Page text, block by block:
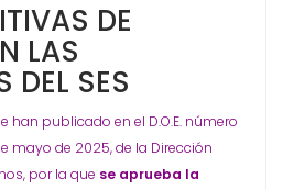
DE
LAS
DEL SES
han publicado en el D.O.E. número
mayo de 2025, de la Dirección
por la que se aprueba la